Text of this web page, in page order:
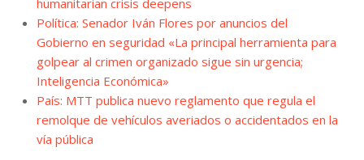
humanitarian crisis deepens
Política: Senador Iván Flores por anuncios del
Gobierno en seguridad «La principal herramienta para
golpear al crimen organizado sigue sin urgencia;
Inteligencia Económica»
País: MTT publica nuevo reglamento que regula el
remolque de vehículos averiados o accidentados en la
vía pública